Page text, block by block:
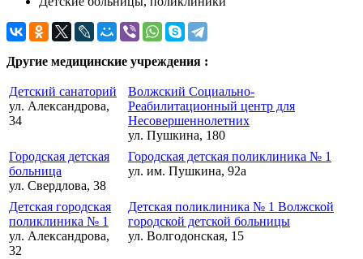
Другие медицинские учреждения :
Детский санаторий
ул. Александрова,
34
Волжский Социально-
Реабилитационный центр для
Несовершеннолетних
ул. Пушкина, 180
Городская детская
больница
ул. Свердлова, 38
Городская детская поликлиника № 1
ул. им. Пушкина, 92а
Детская городская
поликлиника № 1
ул. Александрова,
32
Детская поликлиника № 1 Волжской
городской детской больницы
ул. Волгодонская, 15